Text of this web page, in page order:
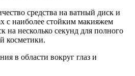
средства на ватный диск и
с наиболее стойким макияжем
на несколько секунд для полного
косметики.
в области вокруг глаз и